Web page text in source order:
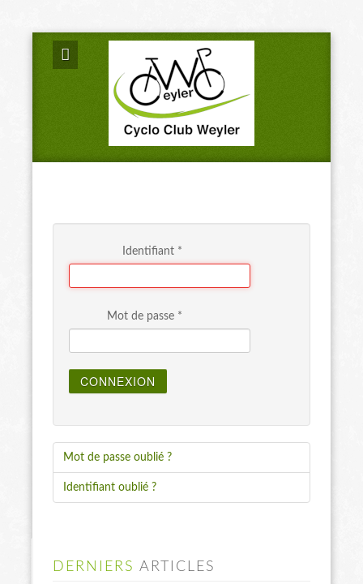
Identifiant *
Mot de passe *
CONNEXION
Mot de passe oublié ?
Identifiant oublié ?
DERNIERS ARTICLES